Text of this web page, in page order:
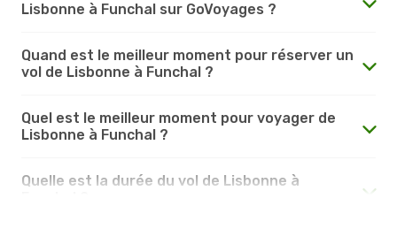
Lisbonne à Funchal sur GoVoyages ?
Quand est le meilleur moment pour réserver un
vol de Lisbonne à Funchal ?
Quel est le meilleur moment pour voyager de
Lisbonne à Funchal ?
Quelle est la durée du vol de Lisbonne à